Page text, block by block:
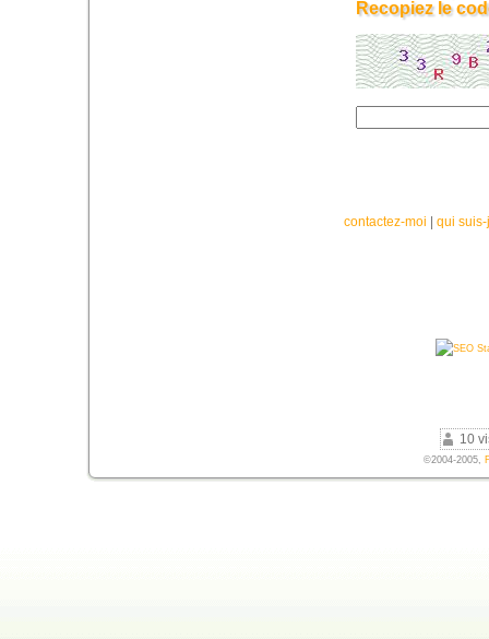
Recopiez le
contactez-moi qui
10
©2004-2005,